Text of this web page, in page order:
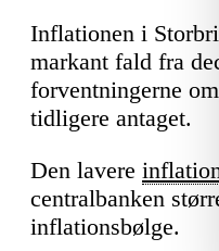
Inflationen i
markant fald fra
forventningerne
tidligere antaget.
Den lavere
centralbanken
inflationsbølge.